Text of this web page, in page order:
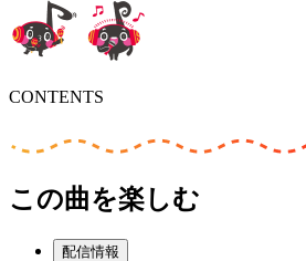
CONTENTS
この曲を楽しむ
配信情報